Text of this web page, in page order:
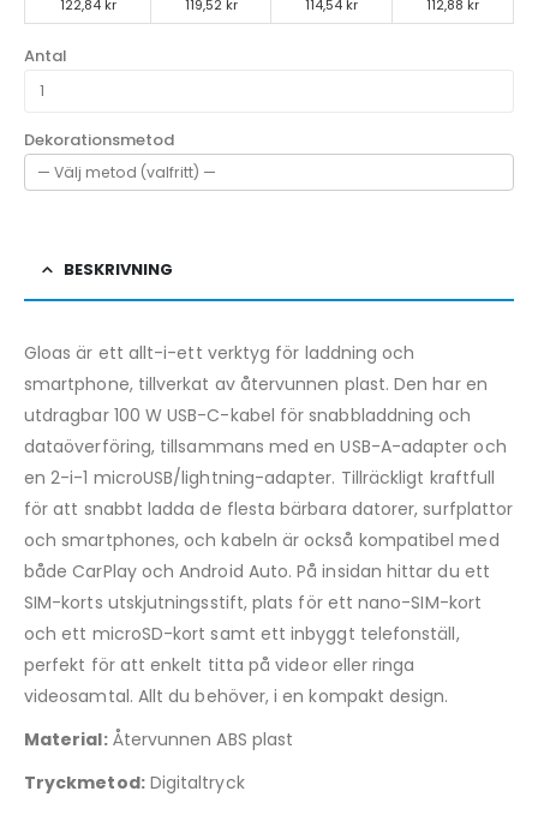
122,84 kr
119,52 kr 114,54 kr 112,88 kr
Antal
Dekorationsmetod
BESKRIVNING
Gloas är ett allt-i-ett verktyg för laddning och
smartphone, tillverkat av återvunnen plast. Den har en
utdragbar 100 W USB-C-kabel för snabbladdning och
dataöverföring, tillsammans med en USB-A-adapter och
en 2-i-1 microUSB/lightning-adapter. Tillräckligt kraftfull
för att snabbt ladda de flesta bärbara datorer, surfplattor
och smartphones, och kabeln är också kompatibel med
både CarPlay och Android Auto. På insidan hittar du ett
SIM-korts utskjutningsstift, plats för ett nano-SIM-kort
och ett microSD-kort samt ett inbyggt telefonställ,
perfekt för att enkelt titta på videor eller ringa
videosamtal. Allt du behöver, i en kompakt design.
Material:Återvunnen ABS plast
Tryckmetod:Digitaltryck